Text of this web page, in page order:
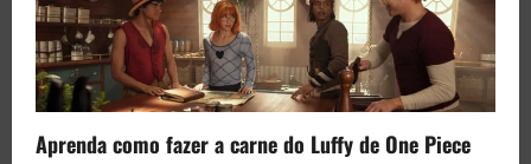
Aprenda como fazer a carne do Luffy de One Piece